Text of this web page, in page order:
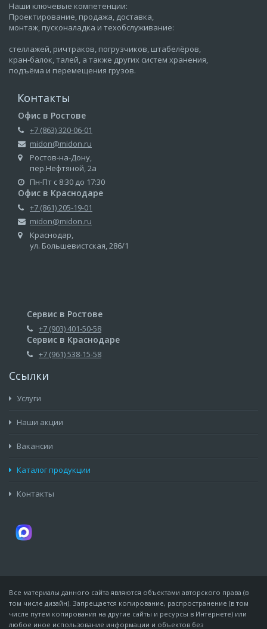
Наши ключевые компетенции:
Проектирование, продажа, доставка,
монтаж, пусконаладка и техобслуживание:
стеллажей, ричтраков, погрузчиков, штабелёров,
кран-балок, талей, а также других систем хранения,
подъёма и перемещения грузов.
Контакты
Офис в Ростове
+7 (863) 320-06-01
midon@midon.ru
Ростов-на-Дону,
пер.Нефтяной, 2а
Пн-Пт с 8:30 до 17:30
Офис в Краснодаре
+7 (861) 205-19-01
midon@midon.ru
Краснодар,
ул. Большевистская, 286/1
Сервис в Ростове
+7 (903) 401-50-58
Сервис в Краснодаре
+7 (961) 538-15-58
Ссылки
Услуги
Наши акции
Вакансии
Каталог продукции
Контакты
Все материалы данного сайта являются объектами авторского права (в
том числе дизайн). Запрещается копирование, распространение (в том
числе путем копирования на другие сайты и ресурсы в Интернете) или
любое иное использование информации и объектов без